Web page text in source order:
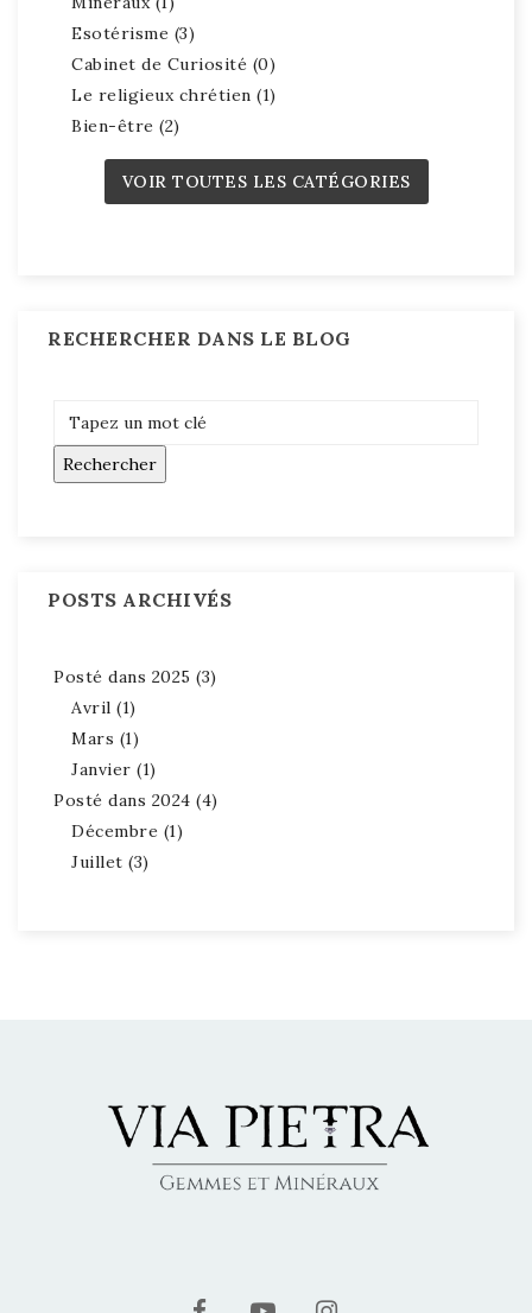
Esotérisme (3)
Cabinet de Curiosité (0)
Le religieux chrétien (1)
Bien-être (2)
VOIR TOUTES LES CATÉGORIES
RECHERCHER DANS LE BLOG
POSTS ARCHIVÉS
Posté dans 2025 (3)
Avril (1)
Mars (1)
Janvier (1)
Posté dans 2024 (4)
Décembre (1)
Juillet (3)